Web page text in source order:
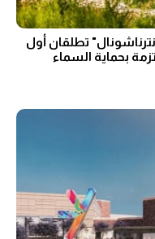
تطلقان أول
بحماية السماء